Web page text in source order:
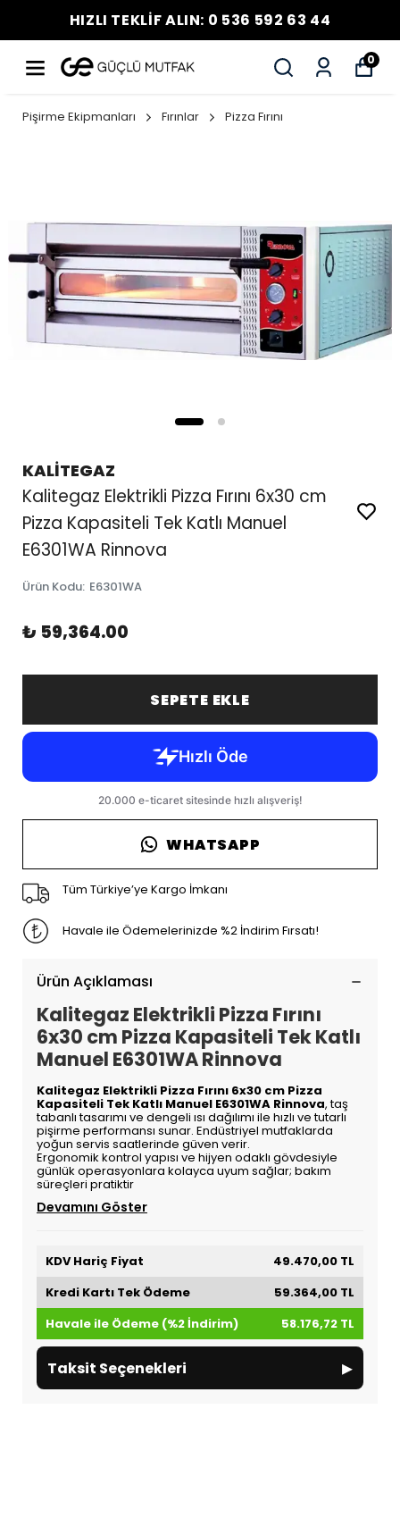
HIZLI TEKLİF ALIN: 0 536 592 63 44
0
Pişirme Ekipmanları Fırınlar Pizza Fırını
KALİTEGAZ
Kalitegaz Elektrikli Pizza Fırını 6x30 cm
Pizza Kapasiteli Tek Katlı Manuel
E6301WA Rinnova
Ürün Kodu: E6301WA
₺ 59,364.00
SEPETE EKLE
WHATSAPP
Tüm Türkiye’ye Kargo İmkanı
Havale ile Ödemelerinizde %2 İndirim Fırsatı!
Ürün Açıklaması
Kalitegaz Elektrikli Pizza Fırını
6x30 cm Pizza Kapasiteli Tek Katlı
Manuel E6301WA Rinnova
Kalitegaz Elektrikli Pizza Fırını 6x30 cm Pizza
Kapasiteli Tek Katlı Manuel E6301WA Rinnova, taş
tabanlı tasarımı ve dengeli ısı dağılımı ile hızlı ve tutarlı
pişirme performansı sunar. Endüstriyel mutfaklarda
yoğun servis saatlerinde güven verir.
Ergonomik kontrol yapısı ve hijyen odaklı gövdesiyle
günlük operasyonlara kolayca uyum sağlar; bakım
süreçleri pratiktir
Devamını Göster
KDV Hariç Fiyat
49.470,00 TL
Kredi Kartı Tek Ödeme
59.364,00 TL
Havale ile Ödeme (%2 İndirim)
58.176,72 TL
Taksit Seçenekleri ▸